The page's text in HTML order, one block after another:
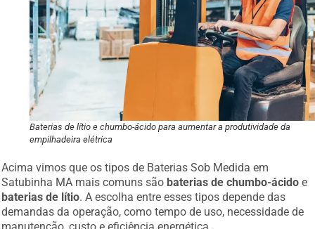
Baterias de lítio e chumbo-ácido para aumentar a produtividade da
empilhadeira elétrica
Acima vimos que os tipos de Baterias Sob Medida em
Satubinha MA mais comuns são baterias de chumbo-ácido e
baterias de lítio
. A escolha entre esses tipos depende das
demandas da operação, como tempo de uso, necessidade de
manutenção, custo e eficiência energética.